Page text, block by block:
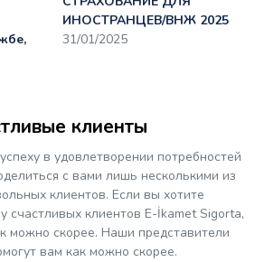
ИНОСТРАНЦЕВ/ВНЖ 2025
31/01/2025
клиенты
в удовлетворении потребностей
с вами лишь несколькими из
клиентов. Если вы хотите
счастливых клиентов E-İkamet Sigorta,
можно скорее. Наши представители
вам как можно скорее.